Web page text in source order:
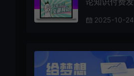
2025-10-24